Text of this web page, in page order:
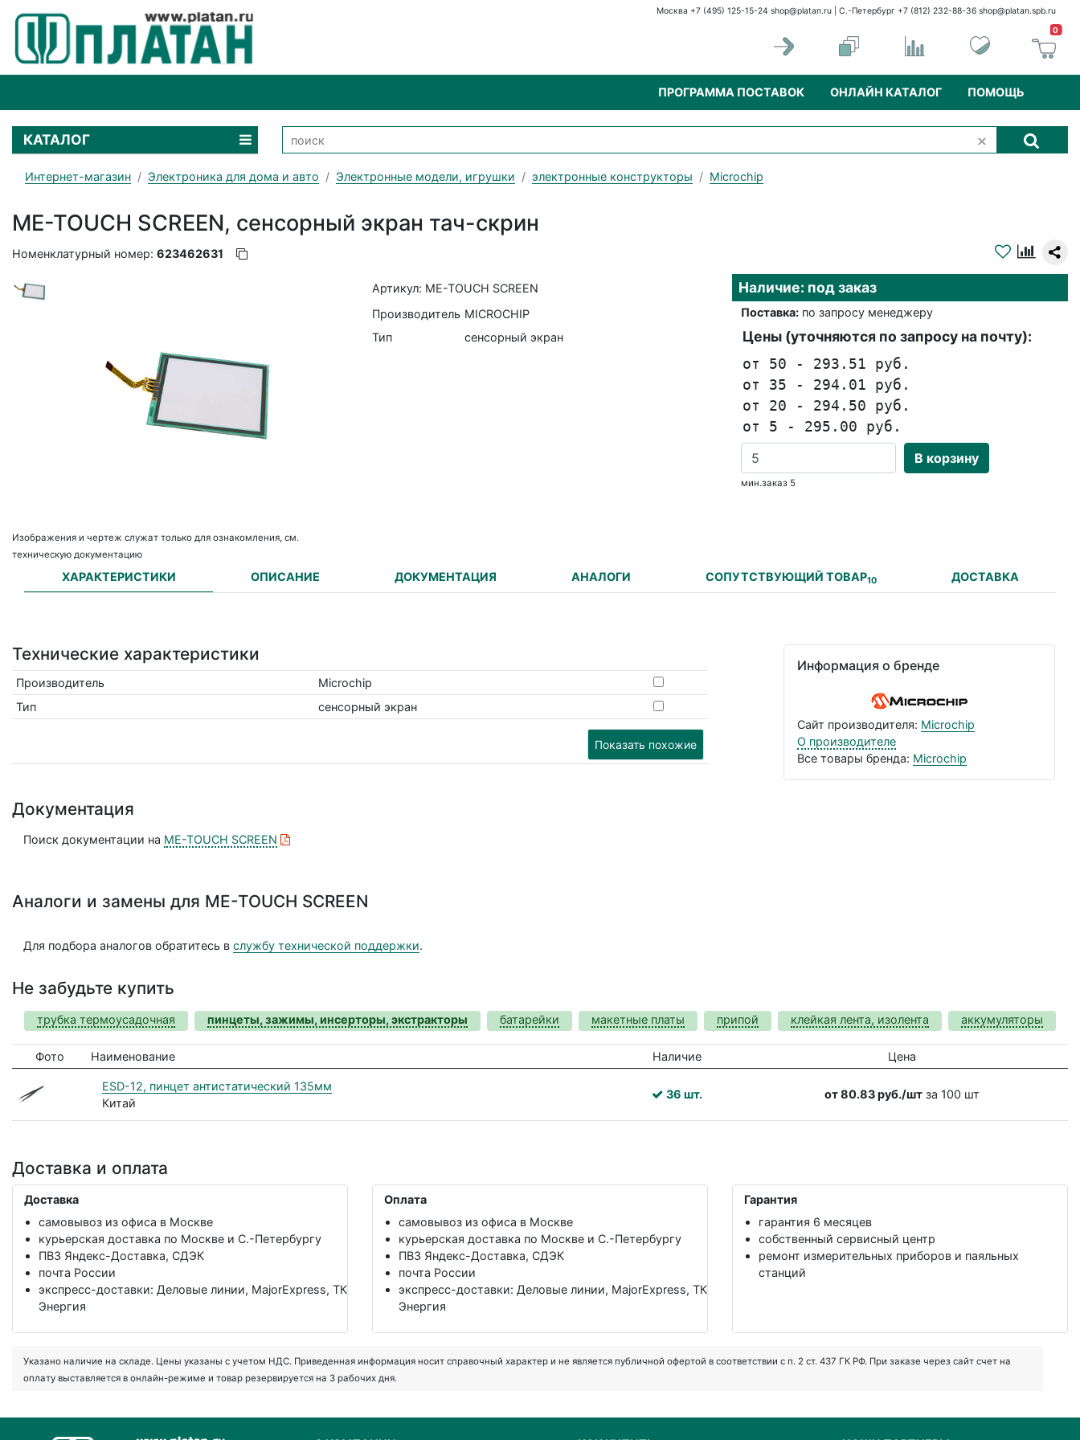
Москва +7 (495) 125-15-24 shop@platan.ru | С.-Петербург +7 (812) 232-88-36 shop@platan.spb.ru
0
ПРОГРАММА ПОСТАВОК ОНЛАЙН КАТАЛОГ ПОМОЩЬ
КАТАЛОГ
Интернет-магазин Электроника для дома и авто Электронные модели, игрушки электронные конструкторы Microchip
ME-TOUCH SCREEN, cенсорный экран тач-скрин
Номенклатурный номер: 623462631
Изображения и чертеж служат только для ознакомления, см.
техническую документацию
Артикул: ME-TOUCH SCREEN
Производитель MICROCHIP
Тип
сенсорный экран
Наличие: под заказ
Поставка:по запросу менеджеру
Цены (уточняются по запросу на почту):
от 50 - 293.51 руб.
от 35 - 294.01 руб.
от 20 - 294.50 руб.
от 5 - 295.00 руб.
В корзину
мин.заказ 5
ХАРАКТЕРИСТИКИ ОПИСАНИЕ ДОКУМЕНТАЦИЯ АНАЛОГИ СОПУТСТВУЮЩИЙ ТОВАР10 ДОСТАВКА
Технические характеристики
Производитель
Microchip
Тип
сенсорный экран
Показать похожие
Информация о бренде
Сайт производителя: Microchip
О производителе
Все товары бренда: Microchip
Документация
Поиск документации на ME-TOUCH SCREEN
Аналоги и замены для ME-TOUCH SCREEN
Для подбора аналогов обратитесь вслужбу технической поддержки.
Не забудьте купить
трубка термоусадочная пинцеты, зажимы, инсерторы, экстракторы батарейки макетные платы припой клейкая лента, изолента аккумуляторы
Фото Наименование Наличие Цена
ESD-12, пинцет антистатический 135мм
Китай
36 шт. от 80.83 руб./шт за 100 шт
Доставка и оплата
Доставка
самовывоз из офиса в Москве
курьерская доставка по Москве и С.-Петербургу
ПВЗ Яндекс-Доставка, СДЭК
почта России
экспресс-доставки: Деловые линии, MajorExpress, ТК
Энергия
Оплата
самовывоз из офиса в Москве
курьерская доставка по Москве и С.-Петербургу
ПВЗ Яндекс-Доставка, СДЭК
почта России
экспресс-доставки: Деловые линии, MajorExpress, ТК
Энергия
Гарантия
гарантия 6 месяцев
собственный сервисный центр
ремонт измерительных приборов и паяльных
станций
Указано наличие на складе. Цены указаны с учетом НДС. Приведенная информация носит справочный характер и не является публичной офертой в соответствии с п. 2 ст. 437 ГК РФ. При заказе через сайт счет на
оплату выставляется в онлайн-режиме и товар резервируется на 3 рабочих дня.